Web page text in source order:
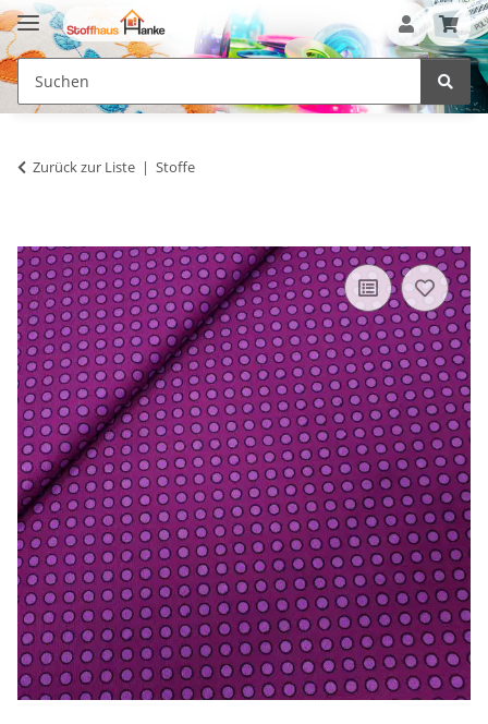
Zurück zur Liste Stoffe